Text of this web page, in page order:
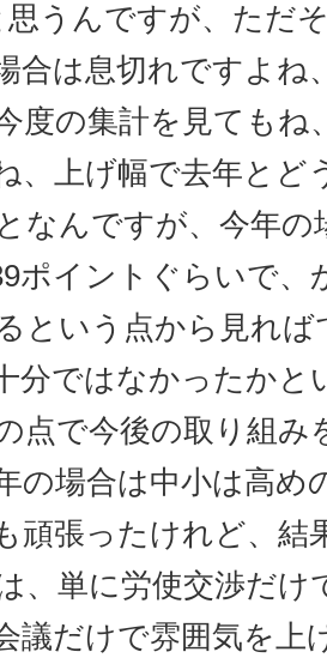
思うんですが、ただ
合は息切れですよね
度の集計を見てもね
、上げ幅で去年とど
なんですが、今年の
ポイントぐらいで、
という点から見れ
分ではなかったかと
点で今後の取り組み
の場合は中小は高め
頑張ったけれど、結
、単に労使交渉だけ
議だけで雰囲気を上